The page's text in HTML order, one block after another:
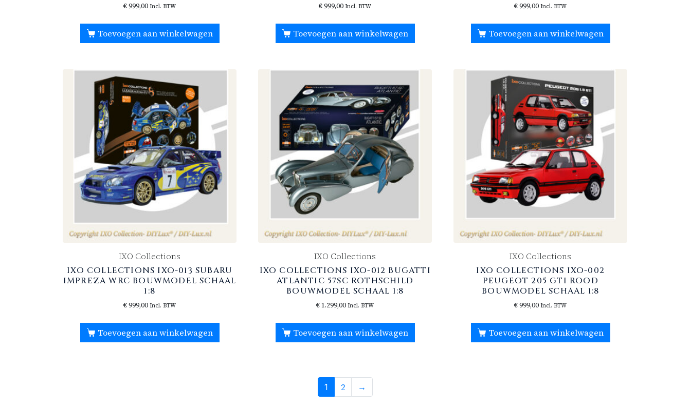
€999,00 Incl. BTW
Toevoegen aan winkelwagen
€999,00 Incl. BTW
Toevoegen aan winkelwagen
€999,00 Incl. BTW
Toevoegen aan winkelwagen
IXO Collections
IXO COLLECTIONS IXO-013 SUBARU
IMPREZA WRC BOUWMODEL SCHAAL
1:8
€999,00 Incl. BTW
Toevoegen aan winkelwagen
IXO Collections
IXO COLLECTIONS IXO-012 BUGATTI
ATLANTIC 57SC ROTHSCHILD
BOUWMODEL SCHAAL 1:8
€ 1.299,00 Incl. BTW
Toevoegen aan winkelwagen
IXO Collections
IXO COLLECTIONS IXO-002
PEUGEOT 205 GTI ROOD
BOUWMODEL SCHAAL 1:8
€999,00 Incl. BTW
Toevoegen aan winkelwagen
1 2 →